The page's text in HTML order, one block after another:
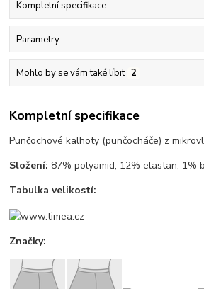
Kompletní specifikace
Parametry
Mohlo by se vám také líbit 2
Kompletní specifikace
Punčochové kalhoty (punčocháče) z
Složení: 87% polyamid, 12% elastan, 1%
Tabulka velikostí:
Značky: